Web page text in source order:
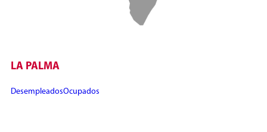
LA PALMA
DesempleadosOcupados